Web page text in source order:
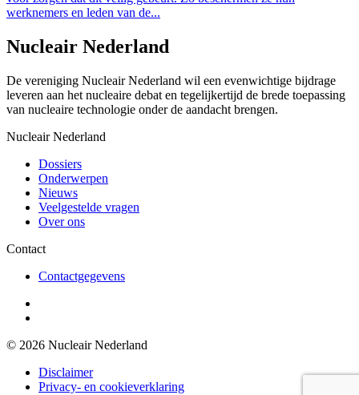
werknemers en leden van de...
Nucleair Nederland
De vereniging Nucleair Nederland wil een evenwichtige bijdrage
leveren aan het nucleaire debat en tegelijkertijd de brede toepassing
van nucleaire technologie onder de aandacht brengen.
Nucleair Nederland
Dossiers
Onderwerpen
Nieuws
Veelgestelde vragen
Over ons
Contact
Contactgegevens
© 2026 Nucleair Nederland
Disclaimer
Privacy- en cookieverklaring